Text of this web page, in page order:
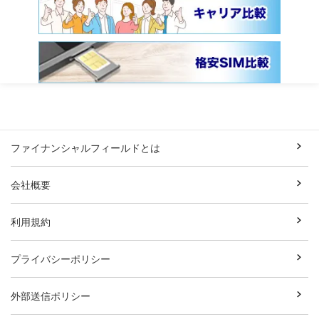
ファイナンシャルフィールドとは
会社概要
利用規約
プライバシーポリシー
外部送信ポリシー